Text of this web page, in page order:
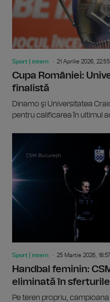
Sport | intern 21 Aprilie 2026, 22:55
Cupa României:
finalistă
Dinamo şi Universitatea
pentru calificarea în ultimul
Sport | intern 25 Martie 2026, 18:57
Handbal feminin:
eliminată în
Pe teren propriu,